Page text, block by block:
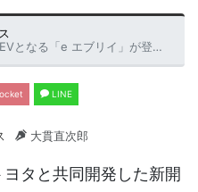
場。車両価格は314万6000円～323万4000円に設定
LINE
大貫直次郎
タと共同開発した新開